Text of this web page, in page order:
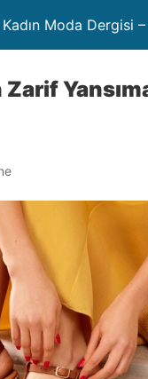
Moda Dergisi
Zarif